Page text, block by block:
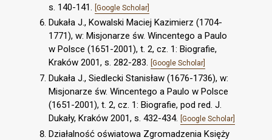
s. 140-141.
[Google Scholar]
Dukała J., Kowalski Maciej Kazimierz (1704-
1771), w: Misjonarze św. Wincentego a Paulo
w Polsce (1651-2001), t. 2, cz. 1: Biografie,
Kraków 2001, s. 282-283. [Google Scholar]
Dukała J., Siedlecki Stanisław (1676-1736), w:
Misjonarze św. Wincentego a Paulo w Polsce
(1651-2001), t. 2, cz. 1: Biografie, pod red. J.
Dukały, Kraków 2001, s. 432-434. [Google Scholar]
Działalność oświatowa Zgromadzenia Księży